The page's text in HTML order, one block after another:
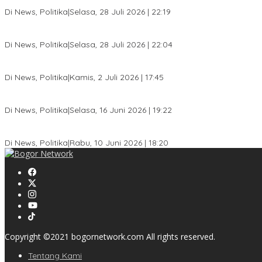
Di News, Politika|Selasa, 28 Juli 2026 | 22:19
Di News, Politika|Selasa, 28 Juli 2026 | 22:04
Di News, Politika|Kamis, 2 Juli 2026 | 17:45
Di News, Politika|Selasa, 16 Juni 2026 | 19:22
Di News, Politika|Rabu, 10 Juni 2026 | 18:20
Copyright ©2021 bogornetwork.com All rights reserved.
Tentang Kami